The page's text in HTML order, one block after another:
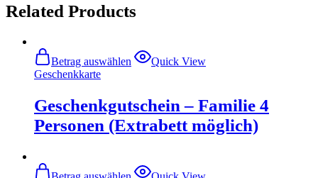
Related Products
Betrag auswählen
Quick View
Geschenkkarte
Geschenkgutschein – Familie 4
Personen (Extrabett möglich)